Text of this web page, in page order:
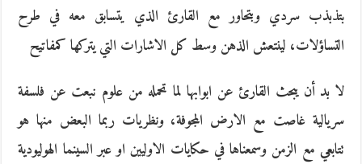
بتذبذب سردي وبتحاور مع القارئ الذي يتسابق معه في طرح
التساؤلات، لينتعش الذهن وسط كل الاشارات التي يتركها كمفاتيح
لا بد أن يبحث القارئ عن ابوابها لما تحمله من علوم نبعت عن فلسفة
سريالية غاصت مع الارض المجوفة، ونظريات ربما البعض منها هو
تتابعي مع الزمن وسمعناها في حكايات الاوليين او عبر السينما الهوليودية